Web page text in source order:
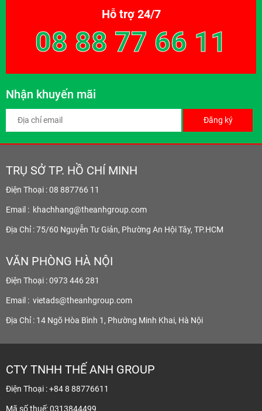
Hỗ trợ 24/7
08 88 77 66 11
Nhận khuyến mãi
Đăng ký
TRỤ SỞ TP. HỒ CHÍ MINH
Điện Thoại : 08 887766 11
Email : khachhang@theanhgroup.com
Địa Chỉ : 75/60 Nguyễn Tư Giản, Phường An Hội Tây, TP.HCM
VĂN PHÒNG HÀ NỘI
Điện Thoại : 0973 446 281
Email : vietads@theanhgroup.com
Địa Chỉ : 14 Ngõ Hòa Bình 1, Phường Minh Khai, Hà Nội
CTY TNHH THẾ ANH GROUP
Điện Thoại : +84 8 88776611
Mã số thuế: 0313844499